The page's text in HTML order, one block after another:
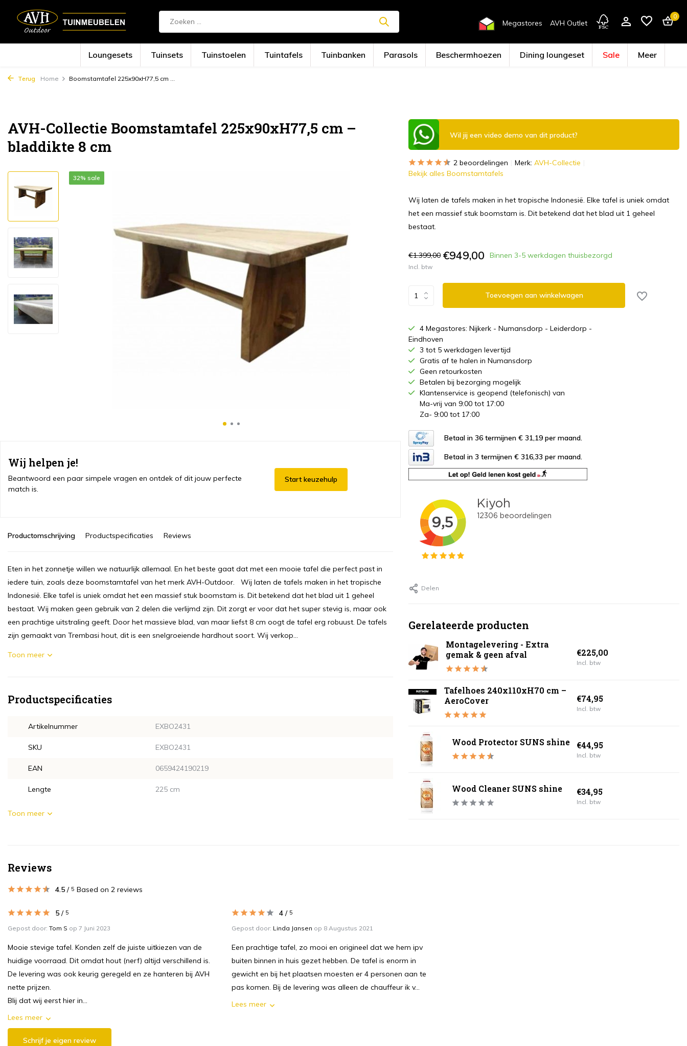
Megastores AVH Outlet
0
Loungesets Tuinsets Tuinstoelen Tuintafels Tuinbanken Parasols Beschermhoezen Dining loungeset Sale Meer
Terug Home Boomstamtafel 225x90xH77,5 cm ...
AVH-Collectie Boomstamtafel 225x90xH77,5 cm –
bladdikte 8 cm
32% sale
Wij helpen je!
Beantwoord een paar simpele vragen en ontdek of dit jouw perfecte
match is.
Start keuzehulp
Productomschrijving Productspecificaties Reviews
Eten in het zonnetje willen we natuurlijk allemaal. En het beste gaat dat met een mooie tafel die perfect past in
iedere tuin, zoals deze boomstamtafel van het merk AVH-Outdoor. Wij laten de tafels maken in het tropische
Indonesië. Elke tafel is uniek omdat het een massief stuk boomstam is. Dit betekend dat het blad uit 1 geheel
bestaat. Wij maken geen gebruik van 2 delen die verlijmd zijn. Dit zorgt er voor dat het super stevig is, maar ook
een prachtige uitstraling geeft. Door het massieve blad, van maar liefst 8 cm oogt de tafel erg robuust. De tafels
zijn gemaakt van Trembasi hout, dit is een snelgroeiende hardhout soort. Wij verkop...
Toon meer
Productspecificaties
Artikelnummer EXBO2431
SKU EXBO2431
EAN 0659424190219
Lengte 225 cm
Toon meer
Wil jij een video demo van dit product?
2 beoordelingen Merk: AVH-Collectie
Bekijk alles Boomstamtafels
Wij laten de tafels maken in het tropische Indonesië. Elke tafel is uniek omdat
het een massief stuk boomstam is. Dit betekend dat het blad uit 1 geheel
bestaat.
€1.399,00 €949,00 Binnen 3-5 werkdagen thuisbezorgd
Incl. btw
Toevoegen aan winkelwagen
4 Megastores: Nijkerk - Numansdorp - Leiderdorp -
Eindhoven
3 tot 5 werkdagen levertijd
Gratis af te halen in Numansdorp
Geen retourkosten
Betalen bij bezorging mogelijk
Klantenservice is geopend (telefonisch) van
Ma-vrij van 9:00 tot 17:00
Za- 9:00 tot 17:00
Betaal in 36 termijnen € 31,19 per maand.
Betaal in 3 termijnen € 316,33 per maand.
Delen
Gerelateerde producten
Montagelevering - Extra
gemak & geen afval
€225,00
Incl. btw
Tafelhoes 240x110xH70 cm –
AeroCover
€74,95
Incl. btw
Wood Protector SUNS shine €44,95
Incl. btw
Wood Cleaner SUNS shine €34,95
Incl. btw
Reviews
4.5 / 5 Based on 2 reviews
5 / 5
Gepost door: Tom S op 7 Juni 2023
Mooie stevige tafel. Konden zelf de juiste uitkiezen van de
huidige voorraad. Dit omdat hout (nerf) altijd verschillend is.
De levering was ook keurig geregeld en ze hanteren bij AVH
nette prijzen.
Blij dat wij eerst hier in...
Lees meer
4 / 5
Gepost door: Linda Jansen op 8 Augustus 2021
Een prachtige tafel, zo mooi en origineel dat we hem ipv
buiten binnen in huis gezet hebben. De tafel is enorm in
gewicht en bij het plaatsen moesten er 4 personen aan te
pas komen. Bij de levering was alleen de chauffeur ik v...
Lees meer
Schrijf je eigen review